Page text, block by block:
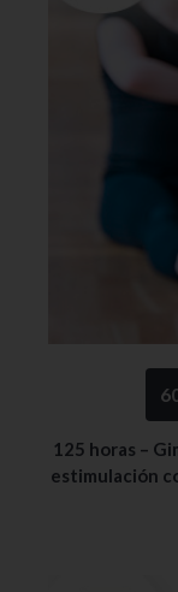
125 horas –
estimulación